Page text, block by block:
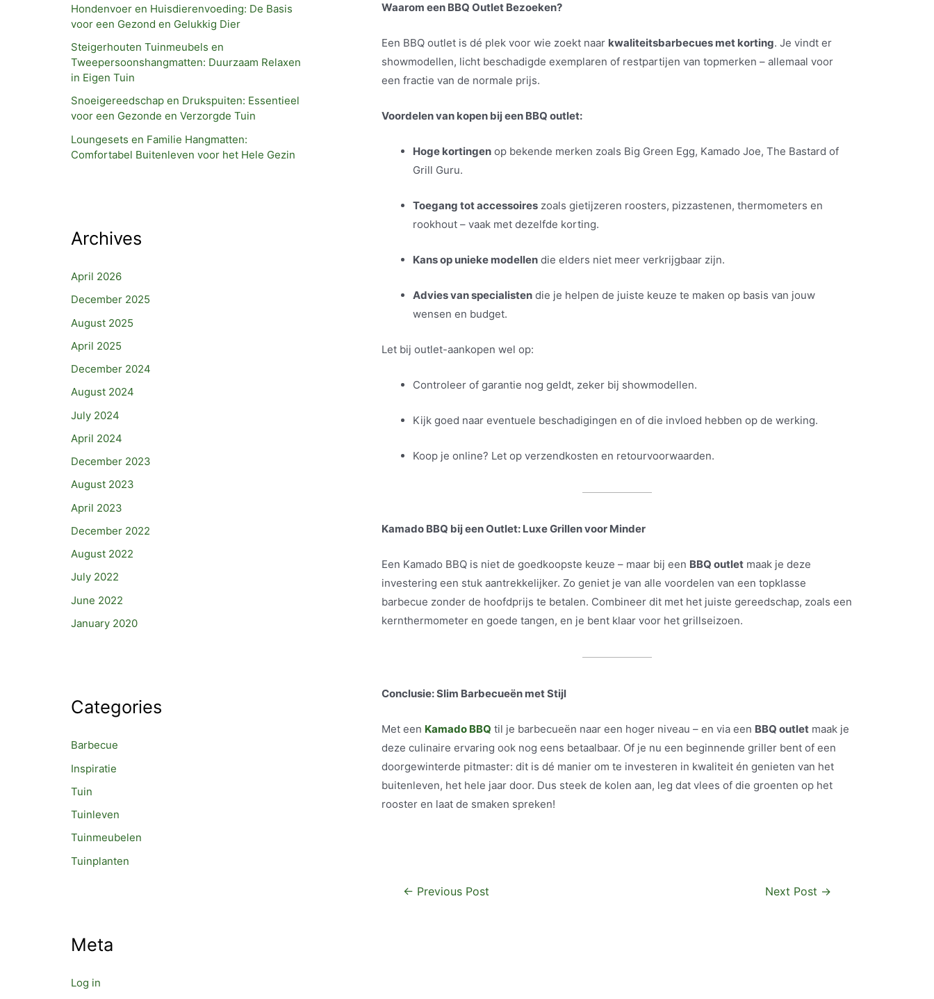
Hondenvoer en Huisdierenvoeding: De Basis
voor een Gezond en Gelukkig Dier
Steigerhouten Tuinmeubels en
Tweepersoonshangmatten: Duurzaam Relaxen
in Eigen Tuin
Snoeigereedschap en Drukspuiten: Essentieel
voor een Gezonde en Verzorgde Tuin
Loungesets en Familie Hangmatten:
Comfortabel Buitenleven voor het Hele Gezin
Archives
April 2026
December 2025
August 2025
April 2025
December 2024
August 2024
July 2024
April 2024
December 2023
August 2023
April 2023
December 2022
August 2022
July 2022
June 2022
January 2020
Categories
Barbecue
Inspiratie
Tuin
Tuinleven
Tuinmeubelen
Tuinplanten
Meta
Log in
Waarom een BBQ Outlet Bezoeken?
Een BBQ outlet is dé plek voor wie zoekt naar kwaliteitsbarbecues met korting. Je vindt er
showmodellen, licht beschadigde exemplaren of restpartijen van topmerken – allemaal voor
een fractie van de normale prijs.
Voordelen van kopen bij een BBQ outlet:
Hoge kortingen op bekende merken zoals Big Green Egg, Kamado Joe, The Bastard of
Grill Guru.
Toegang tot accessoires zoals gietijzeren roosters, pizzastenen, thermometers en
rookhout – vaak met dezelfde korting.
Kans op unieke modellen die elders niet meer verkrijgbaar zijn.
Advies van specialisten die je helpen de juiste keuze te maken op basis van jouw
wensen en budget.
Let bij outlet-aankopen wel op:
Controleer of garantie nog geldt, zeker bij showmodellen.
Kijk goed naar eventuele beschadigingen en of die invloed hebben op de werking.
Koop je online? Let op verzendkosten en retourvoorwaarden.
Kamado BBQ bij een Outlet: Luxe Grillen voor Minder
Een Kamado BBQ is niet de goedkoopste keuze – maar bij een BBQ outlet maak je deze
investering een stuk aantrekkelijker. Zo geniet je van alle voordelen van een topklasse
barbecue zonder de hoofdprijs te betalen. Combineer dit met het juiste gereedschap, zoals een
kernthermometer en goede tangen, en je bent klaar voor het grillseizoen.
Conclusie: Slim Barbecueën met Stijl
Met een Kamado BBQ til je barbecueën naar een hoger niveau – en via een BBQ outlet maak je
deze culinaire ervaring ook nog eens betaalbaar. Of je nu een beginnende griller bent of een
doorgewinterde pitmaster: dit is dé manier om te investeren in kwaliteit én genieten van het
buitenleven, het hele jaar door. Dus steek de kolen aan, leg dat vlees of die groenten op het
rooster en laat de smaken spreken!
Post← Previous Post Next Post →